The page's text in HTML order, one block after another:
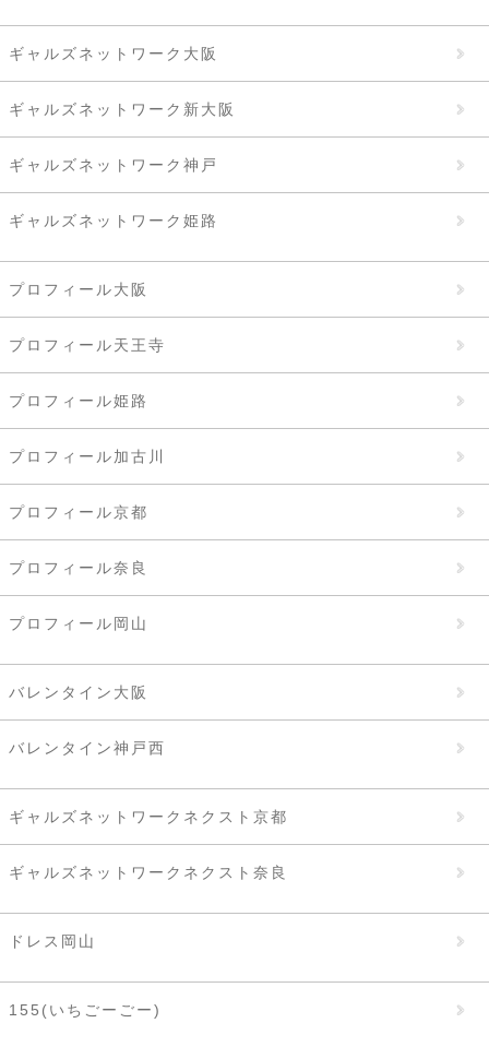
ギャルズネットワーク大阪
ギャルズネットワーク新大阪
ギャルズネットワーク神戸
ギャルズネットワーク姫路
プロフィール大阪
プロフィール天王寺
プロフィール姫路
プロフィール加古川
プロフィール京都
プロフィール奈良
プロフィール岡山
バレンタイン大阪
バレンタイン神戸西
ギャルズネットワークネクスト京都
ギャルズネットワークネクスト奈良
ドレス岡山
155(いちごーごー)